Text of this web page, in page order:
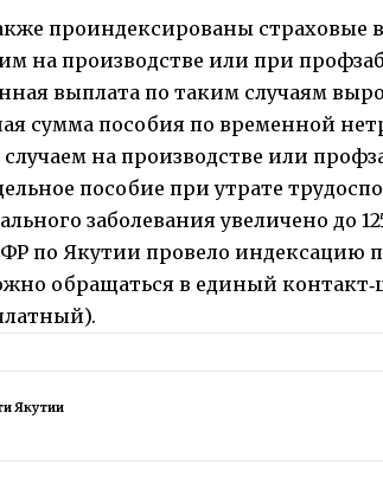
проиндексированы страховые
на производстве или при
выплата по таким случаям
сумма пособия по временной
на производстве или
пособие при утрате
заболевания увеличено до
по Якутии провело
обращаться в единый
Якутии